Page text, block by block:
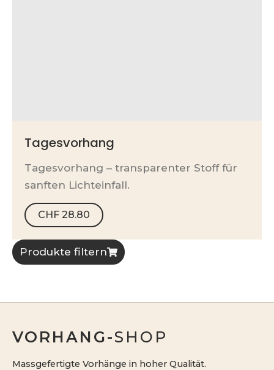
Tagesvorhang
Tagesvorhang – transparenter Stoff für
sanften Lichteinfall.
CHF 28.80
Produkte filtern
VORHANG-SHOP
Massgefertigte Vorhänge in hoher Qualität.